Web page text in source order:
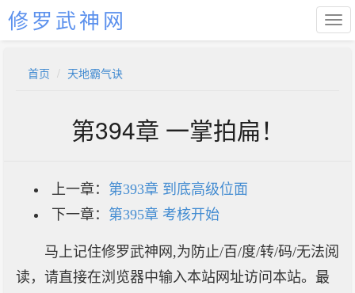
修罗武神网
首页 天地霸气诀
第394章 一掌拍扁！
上一章： 第393章 到底高级位面
下一章： 第395章 考核开始
马上记住修罗武神网,为防止/百/度/转/码/无法阅
读，请直接在浏览器中输入本站网址访问本站。最